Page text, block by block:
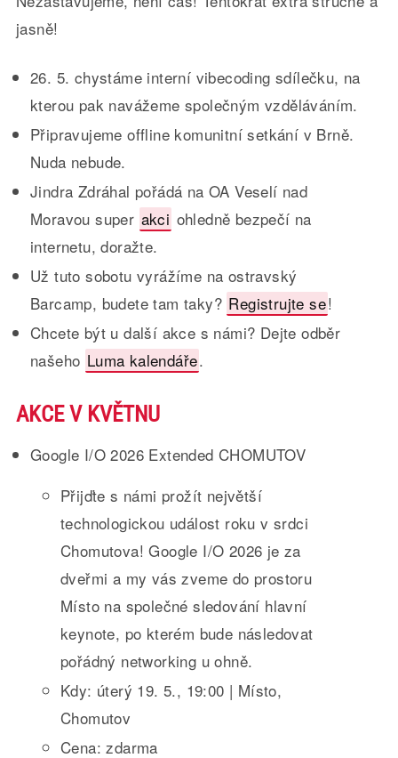
jasně!
26. 5. chystáme interní vibecoding sdílečku, na
kterou pak navážeme společným vzděláváním.
Připravujeme offline komunitní setkání v Brně.
Nuda nebude.
Jindra Zdráhal pořádá na OA Veselí nad
Moravou super akci ohledně bezpečí na
internetu, doražte.
Už tuto sobotu vyrážíme na ostravský
Barcamp, budete tam taky? Registrujte se!
Chcete být u další akce s námi? Dejte odběr
našeho Luma kalendáře.
AKCE V KVĚTNU
Google I/O 2026 Extended CHOMUTOV
Přijďte s námi prožít největší
technologickou událost roku v srdci
Chomutova! Google I/O 2026 je za
dveřmi a my vás zveme do prostoru
Místo na společné sledování hlavní
keynote, po kterém bude následovat
pořádný networking u ohně.
Kdy: úterý 19. 5., 19:00 | Místo,
Chomutov
Cena: zdarma